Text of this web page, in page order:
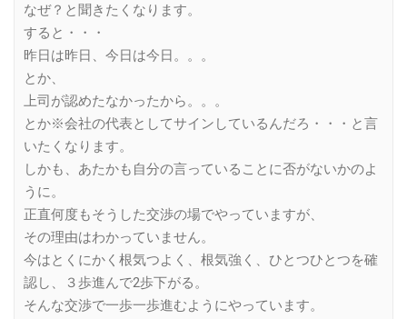
なぜ？と聞きたくなります。
すると・・・
昨日は昨日、今日は今日。。。
とか、
上司が認めたなかったから。。。
とか※会社の代表としてサインしているんだろ・・・と言
いたくなります。
しかも、あたかも自分の言っていることに否がないかのよ
うに。
正直何度もそうした交渉の場でやっていますが、
その理由はわかっていません。
今はとくにかく根気つよく、根気強く、ひとつひとつを確
認し、３歩進んで2歩下がる。
そんな交渉で一歩一歩進むようにやっています。